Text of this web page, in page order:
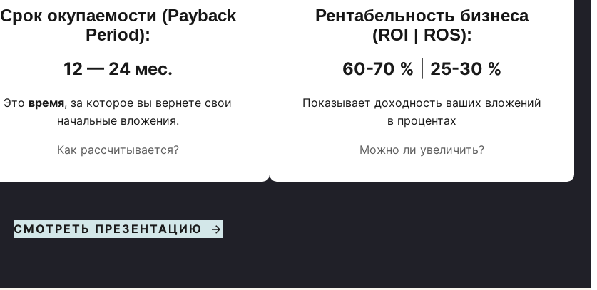
Срок окупаемости (Payback
Period):
12 — 24 мес.
Это время, за которое вы вернете свои
начальные вложения.
Как рассчитывается?
Рентабельность бизнеса
(ROI | ROS):
60-70 % 25-30 %
Показывает доходность ваших вложений
в процентах
Можно ли увеличить?
СМОТРЕТЬ ПРЕЗЕНТАЦИЮ